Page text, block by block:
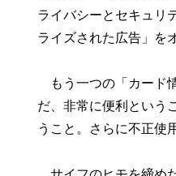
ライバシーとセキュリ
ライズされた広告」を
もう一つの「カード
だ、非常に便利という
うこと。さらに不正使